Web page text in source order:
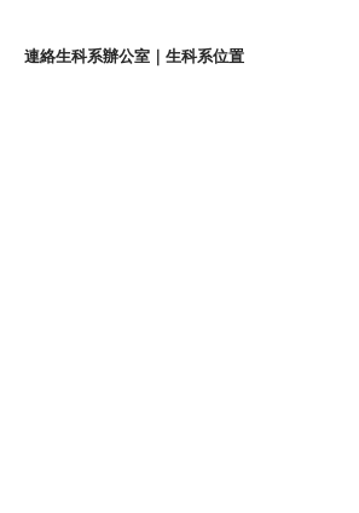
連絡生科系辦公室 生科系位置